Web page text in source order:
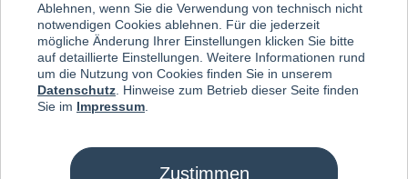
Ablehnen, wenn Sie die Verwendung von technisch nicht
notwendigen Cookies ablehnen. Für die jederzeit
mögliche Änderung Ihrer Einstellungen klicken Sie bitte
auf detaillierte Einstellungen. Weitere Informationen rund
um die Nutzung von Cookies finden Sie in unserem
Datenschutz . Hinweise zum Betrieb dieser Seite finden
Sie im Impressum
Zustimmen